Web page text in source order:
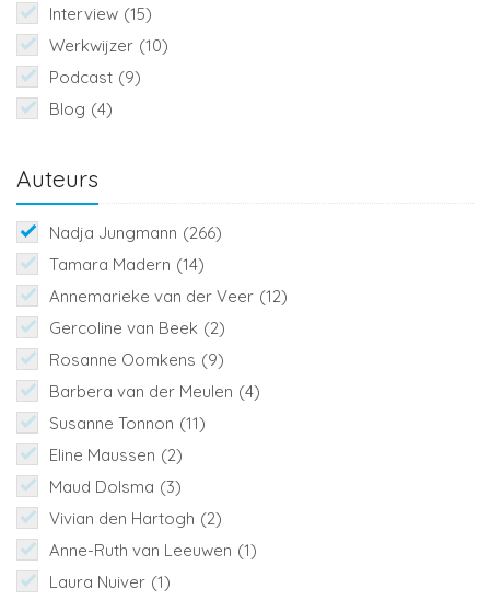
Interview (15)
Werkwijzer (10)
Podcast (9)
Blog (4)
Auteurs
Nadja Jungmann (266)
Tamara Madern (14)
Annemarieke van der Veer (12)
Gercoline van Beek (2)
Rosanne Oomkens (9)
Barbera van der Meulen (4)
Susanne Tonnon (11)
Eline Maussen (2)
Maud Dolsma (3)
Vivian den Hartogh (2)
Anne-Ruth van Leeuwen (1)
Laura Nuiver (1)